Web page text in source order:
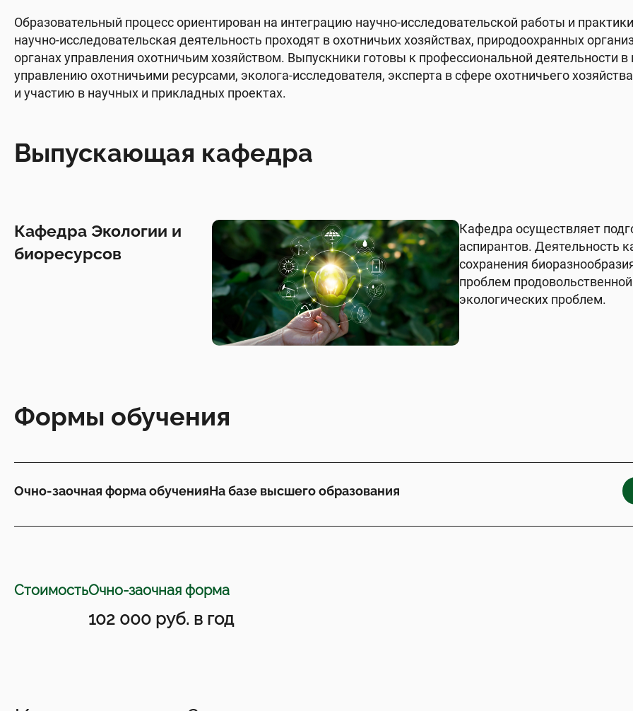
Образовательный процесс ориентирован на интеграцию научно-исследовательской работы и
научно-исследовательская деятельность проходят в охотничьих хозяйствах, природоохранных
органах управления охотничьим хозяйством. Выпускники готовы к профессиональной деятельности
управлению охотничьими ресурсами, эколога-исследователя, эксперта в сфере охотничьего
и участию в научных и прикладных проектах.
Выпускающая кафедра
Кафедра Экологии и
биоресурсов
Кафедра осуществляет
аспирантов. Деятельность
сохранения
проблем
экологических проблем.
Формы обучения
Очно-заочная форма обученияНа базе высшего образования
СтоимостьОчно-заочная форма
102 000 руб. в год